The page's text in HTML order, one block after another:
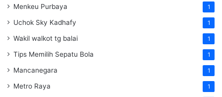
Menkeu Purbaya 1
Uchok Sky Kadhafy 1
Wakil walkot tg balai 1
Tips Memilih Sepatu Bola 1
Mancanegara 1
Metro Raya 1